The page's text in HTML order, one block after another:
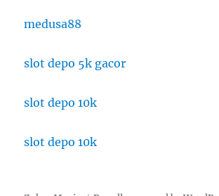
medusa88
slot depo 5k gacor
slot depo 10k
slot depo 10k